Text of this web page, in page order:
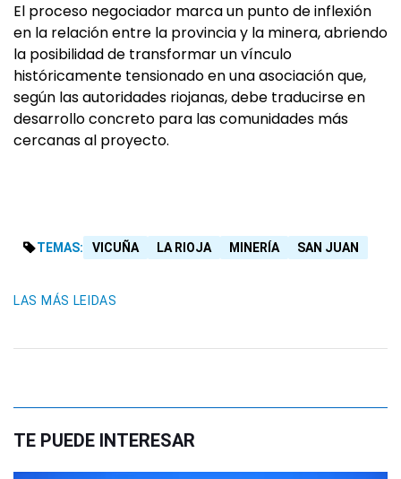
El proceso negociador marca un punto de inflexión
en la relación entre la provincia y la minera, abriendo
la posibilidad de transformar un vínculo
históricamente tensionado en una asociación que,
según las autoridades riojanas, debe traducirse en
desarrollo concreto para las comunidades más
cercanas al proyecto.
TEMAS: VICUÑA LA RIOJA MINERÍA SAN JUAN
LAS MÁS LEIDAS
TE PUEDE INTERESAR